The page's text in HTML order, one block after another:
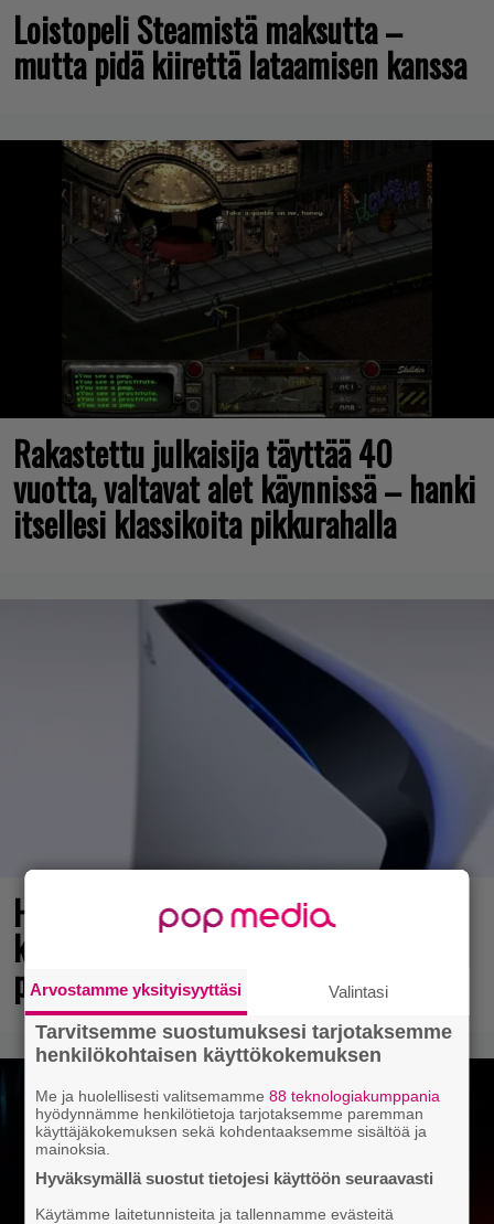
Loistopeli Steamistä maksutta –
mutta pidä kiirettä lataamisen kanssa
Rakastettu julkaisija täyttää 40
vuotta, valtavat alet käynnissä – hanki
itsellesi klassikoita pikkurahalla
Huhu: Sony varoittelee
konsolipaketeissaan fyysisten
pelilevyjen lakkauttamisesta
Arvostamme yksityisyyttäsi Valintasi
Tarvitsemme suostumuksesi tarjotaksemme
henkilökohtaisen käyttökokemuksen
Me ja huolellisesti valitsemamme88 teknologiakumppania
hyödynnämme henkilötietoja tarjotaksemme paremman
käyttäjäkokemuksen sekä kohdentaaksemme sisältöä ja
mainoksia.
Hyväksymällä suostut tietojesi käyttöön seuraavasti
Käytämme laitetunnisteita ja tallennamme evästeitä